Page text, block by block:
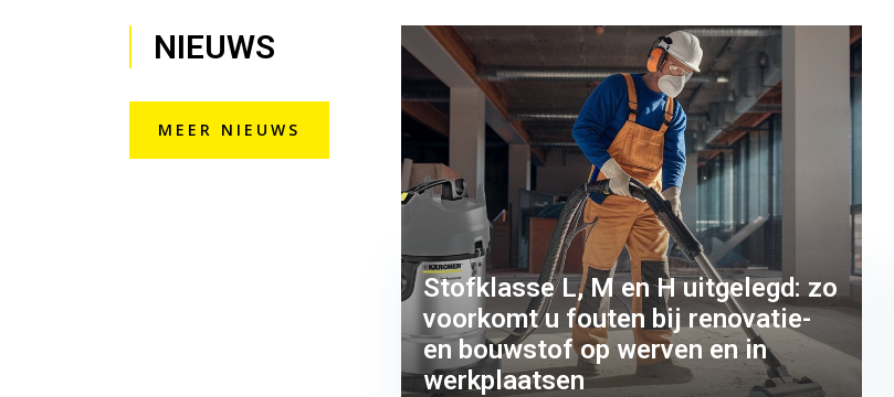
NIEUWS
MEER NIEUWS
Stofklasse L, M en H uitgelegd: zo
voorkomt u fouten bij renovatie-
en bouwstof op werven en in
werkplaatsen